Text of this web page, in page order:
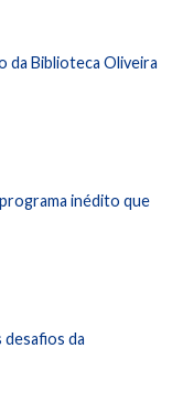
da Biblioteca Oliveira
inédito que
da